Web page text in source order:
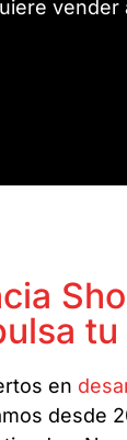
vender
en
desde